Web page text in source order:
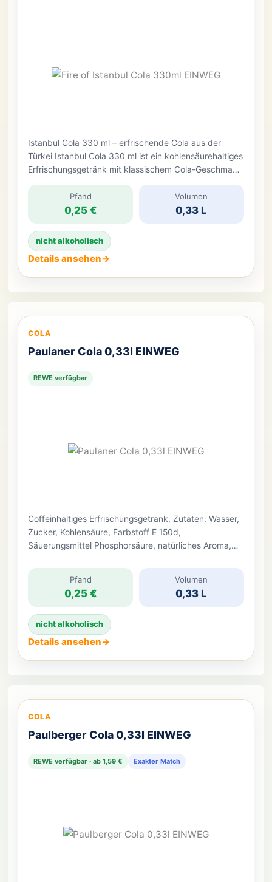
Istanbul Cola 330 ml – erfrischende Cola aus der
Türkei Istanbul Cola 330 ml ist ein kohlensäurehaltiges
Erfrischungsgetränk mit klassischem Cola-Geschmack
Türkei und bietet eine spannende Alternative zu
bekannten Cola-Marken. Mit ihrer süßen Note, der
Aroma eignet sie sich ideal für alle, […]
Pfand
0,25 €
Volumen
0,33 L
nicht alkoholisch
Details ansehen→
COLA
Paulaner Cola 0,33l EINWEG
REWE verfügbar
Coffeinhaltiges Erfrischungsgetränk. Zutaten: Wasser,
Zucker, Kohlensäure, Farbstoff E 150d,
Säuerungsmittel Phosphorsäure, natürliches Aroma,
Pfand
0,25 €
Volumen
0,33 L
nicht alkoholisch
Details ansehen→
COLA
Paulberger Cola 0,33l EINWEG
REWE verfügbar · ab 1,59 € Exakter Match